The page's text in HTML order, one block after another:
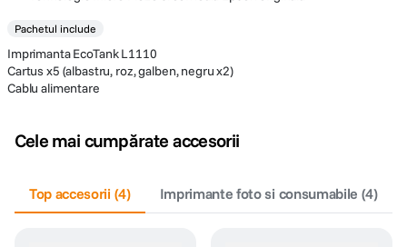
Pachetul include
Imprimanta EcoTank L1110
Cartus x5 (albastru, roz, galben, negru x2)
Cablu alimentare
Cele mai cumpărate accesorii
Top accesorii (4) Imprimante foto si consumabile (4)